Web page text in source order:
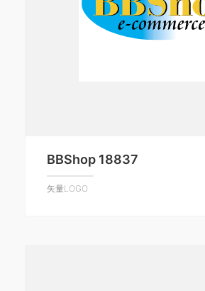
BBShop 18837
矢量LOGO